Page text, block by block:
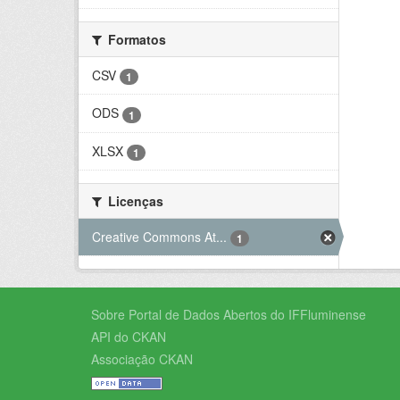
Formatos
CSV
1
ODS 1
XLSX 1
Licenças
Creative Commons At...
1
Sobre Portal de Dados Abertos do IFFluminense
API do CKAN
Associação CKAN